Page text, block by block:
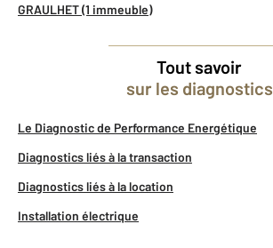
GRAULHET (1 immeuble)
Tout savoir
sur les diagnostics
Le Diagnostic de Performance Energétique
Diagnostics liés à la transaction
Diagnostics liés à la location
Installation électrique